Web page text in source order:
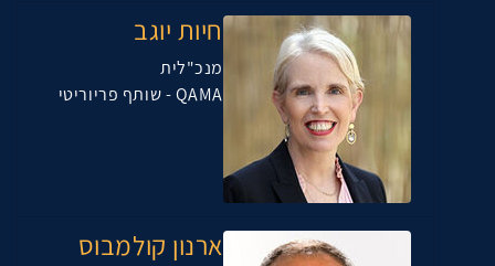
חיות יוגב
מנכ"לית
QAMA - שותף פריוריטי
ארנון קולמבוס